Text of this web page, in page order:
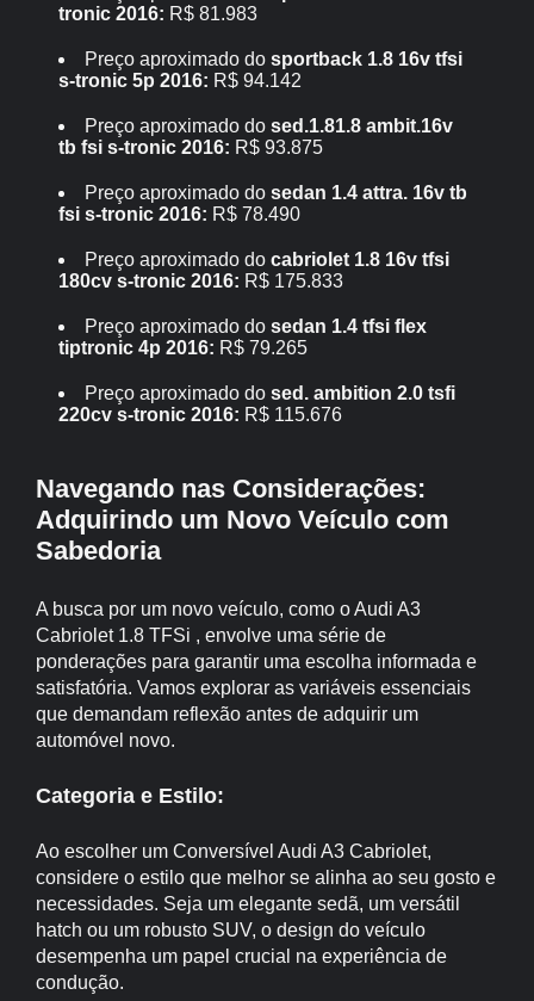
tronic 2016: R$ 81.983
Preço aproximado dosportback 1.8 16v tfsi
s-tronic 5p 2016: R$ 94.142
Preço aproximado dosed.1.81.8 ambit.16v
tb fsi s-tronic 2016: R$ 93.875
Preço aproximado dosedan 1.4 attra. 16v tb
fsi s-tronic 2016: R$ 78.490
Preço aproximado docabriolet 1.8 16v tfsi
180cv s-tronic 2016: R$ 175.833
Preço aproximado dosedan 1.4 tfsi flex
tiptronic 4p 2016: R$ 79.265
Preço aproximado dosed. ambition 2.0 tsfi
220cv s-tronic 2016: R$ 115.676
Navegando nas Considerações:
Adquirindo um Novo Veículo com
Sabedoria
A busca por um novo veículo, como o Audi A3
Cabriolet 1.8 TFSi , envolve uma série de
ponderações para garantir uma escolha informada e
satisfatória. Vamos explorar as variáveis essenciais
que demandam reflexão antes de adquirir um
automóvel novo.
Categoria e Estilo:
Ao escolher um Conversível Audi A3 Cabriolet,
considere o estilo que melhor se alinha ao seu gosto e
necessidades. Seja um elegante sedã, um versátil
hatch ou um robusto SUV, o design do veículo
desempenha um papel crucial na experiência de
condução.